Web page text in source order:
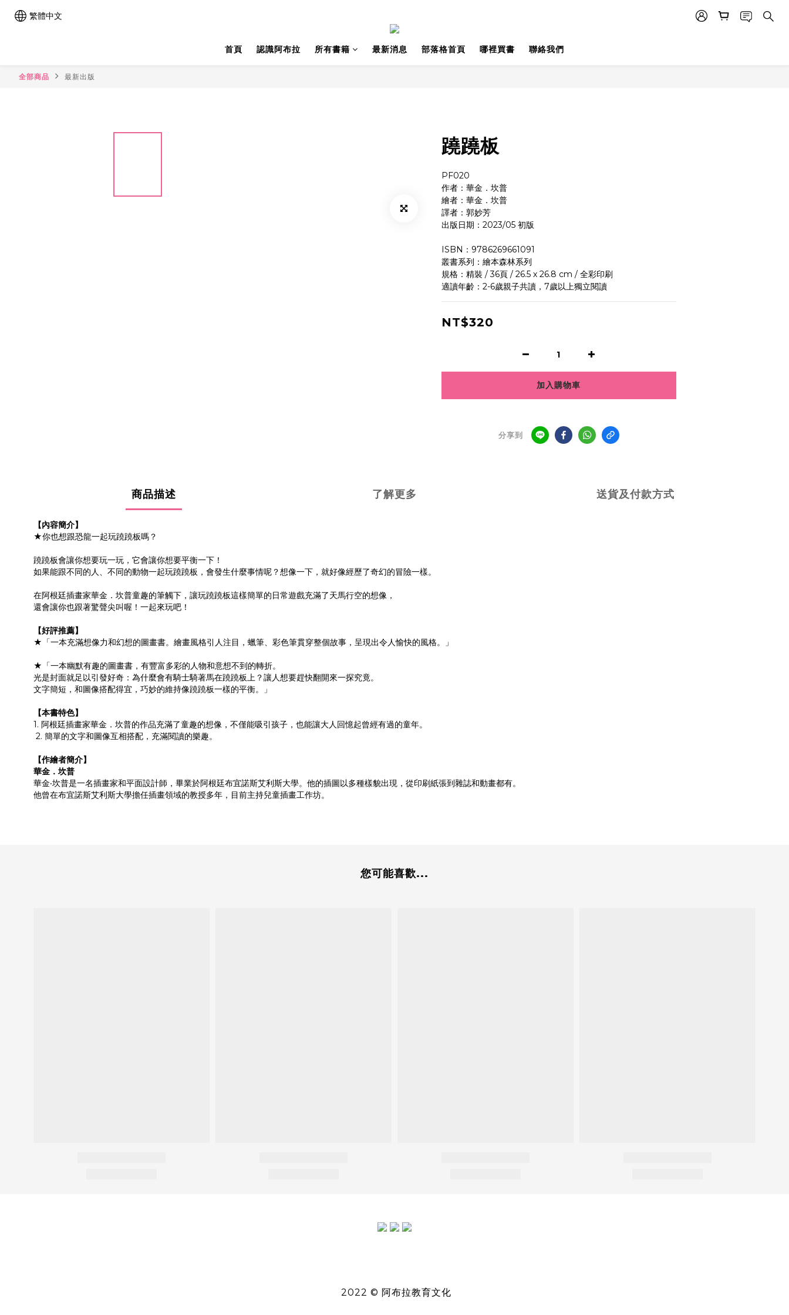
繁體中文
首頁 認識阿布拉 所有書籍 最新消息 部落格首頁 哪裡買書 聯絡我們
全部商品 最新出版
蹺蹺板
PF020
作者：華金．坎普
繪者：華金．坎普
譯者：郭妙芳
出版日期：2023/05 初版
ISBN：9786269661091
叢書系列：繪本森林系列
規格：精裝 / 36頁 / 26.5 x 26.8 cm / 全彩印刷
適讀年齡：2-6歲親子共讀，7歲以上獨立閱讀
NT$320
加入購物車
分享到
商品描述 了解更多 送貨及付款方式
【內容簡介】
★你也想跟恐龍一起玩蹺蹺板嗎？
蹺蹺板會讓你想要玩一玩，它會讓你想要平衡一下！
如果能跟不同的人、不同的動物一起玩蹺蹺板，會發生什麼事情呢？想像一下，就好像經歷了奇幻的冒險一樣。
在阿根廷插畫家華金．坎普童趣的筆觸下，讓玩蹺蹺板這樣簡單的日常遊戲充滿了天馬行空的想像，
還會讓你也跟著驚聲尖叫喔！一起來玩吧！
【好評推薦】
★「一本充滿想像力和幻想的圖畫書。繪畫風格引人注目，蠟筆、彩色筆貫穿整個故事，呈現出令人愉快的風格。」
★「一本幽默有趣的圖畫書，有豐富多彩的人物和意想不到的轉折。
光是封面就足以引發好奇：為什麼會有騎士騎著馬在蹺蹺板上？讓人想要趕快翻開來一探究竟。
文字簡短，和圖像搭配得宜，巧妙的維持像蹺蹺板一樣的平衡。」
【本書特色】
1. 阿根廷插畫家華金．坎普的作品充滿了童趣的想像，不僅能吸引孩子，也能讓大人回憶起曾經有過的童年。
2. 簡單的文字和圖像互相搭配，充滿閱讀的樂趣。
【作繪者簡介】
華金．坎普
華金‧坎普是一名插畫家和平面設計師，畢業於阿根廷布宜諾斯艾利斯大學。他的插圖以多種樣貌出現，從印刷紙張到雜誌和動畫都有。
他曾在布宜諾斯艾利斯大學擔任插畫領域的教授多年，目前主持兒童插畫工作坊。
您可能喜歡...
2022 © 阿布拉教育文化